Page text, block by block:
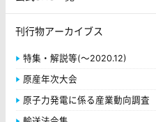
刊行物アーカイブス
特集・解説等(～2020.12)
原産年次大会
原子力発電に係る産業動向調査